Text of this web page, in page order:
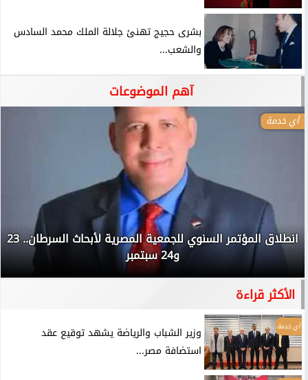
بشرى حجيج تهنئ جلالة الملك محمد السادس
والشعب...
آهم الموضوعات
أي خدمة
انطلاق المؤتمر السنوي للجمعية المصرية لأبحاث السرطان.. 23
و24 سبتمبر
الأكثر قراءة
أي خدمة
وزير الشباب والرياضة يشهد توقيع عقد
استضافة مصر...